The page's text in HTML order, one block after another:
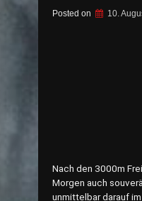
Posted on 10.
Nach den 3000m
Morgen auch
unmittelbar darauf